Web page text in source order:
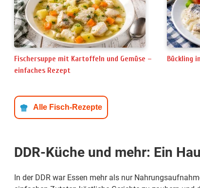
Fischersuppe mit Kartoffeln und Gemüse –
einfaches Rezept
Bückling
Alle Fisch-Rezepte
DDR-Küche und mehr: Ein
In der DDR war Essen mehr als nur